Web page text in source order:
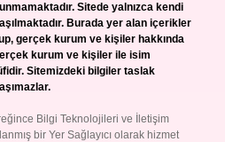
Sitede yalnızca kendi
Burada yer alan içerikler
gerçek kurum ve kişiler hakkında
kurum ve kişiler ile isim
Sitemizdeki bilgiler taslak
Bilgi Teknolojileri ve İletişim
bir Yer Sağlayıcı olarak hizmet